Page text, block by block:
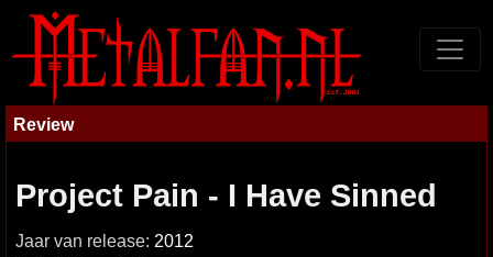
Review
Project Pain - I Have Sinned
Jaar van release: 2012